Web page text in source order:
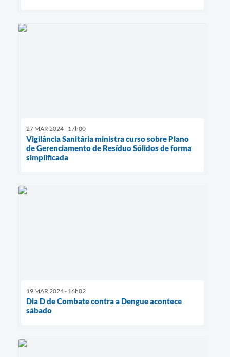
27 MAR 2024 - 17h00
Vigilância Sanitária ministra curso sobre Plano
de Gerenciamento de Resíduo Sólidos de forma
simplificada
19 MAR 2024 - 16h02
Dia D de Combate contra a Dengue acontece
sábado